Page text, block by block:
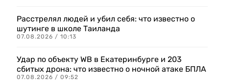
Расстрелял людей и убил себя: что известно о
шутинге в школе Таиланда
07.08.2026 / 10:13
Удар по объекту WB в Екатеринбурге и 203
сбитых дрона: что известно о ночной атаке БПЛА
07.08.2026 / 09:52